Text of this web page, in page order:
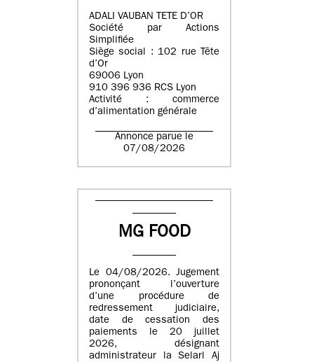
ADALI VAUBAN TETE D’OR
Société par Actions
Simplifiée
Siège social : 102 rue Tête
d’Or
69006 Lyon
910 396 936 RCS Lyon
Activité : commerce
d’alimentation générale
Annonce parue le
07/08/2026
MG FOOD
Le 04/08/2026. Jugement
prononçant l’ouverture
d’une procédure de
redressement judiciaire,
date de cessation des
paiements le 20 juillet
2026, désignant
administrateur la Selarl Aj